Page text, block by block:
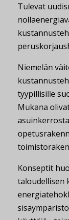
Tulevat
Niemelän
tyypillisille
Mukana
Konseptit
taloudellisen